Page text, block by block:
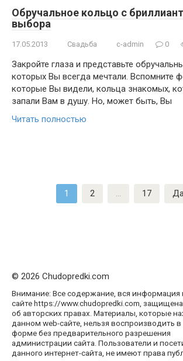
Обручальное кольцо с
выбора
17.05.2013 Свадьба c-admin 0
Закройте глаза и представьте
которых Вы всегда мечтали. Вспомните
которые Вы видели, кольца знакомых,
запали Вам в душу. Но, может быть, Вы
Читать полностью
1 2 … 17
© 2026 Chudopredki.com
Внимание: Все содержание, вся информация
сайте https://www.chudopredki.com,
об авторских правах. Материалы, которые
данном web-сайте, нельзя воспроизводить
форме без предварительного разрешения
администрации сайта. Пользователи и
данного интернет-сайта, не имеют права